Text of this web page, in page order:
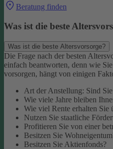
Beratung finden
Was ist die beste
Was ist die beste Altersvorsorge?
Die Frage nach der besten
einfach beantworten, denn wie
vorsorgen, hängt von einigen
Art der Anstellung: Sind
Wie viele Jahre bleiben
Wie viel Rente erhalten Sie
Nutzen Sie staatliche
Profitieren Sie von einer
Besitzen Sie
Besitzen Sie Aktienfonds?